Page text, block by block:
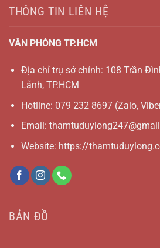
THÔNG TIN LIÊN HỆ
VĂN PHÒNG TP.HCM
Địa chỉ trụ sở chính: 108 Trần
Lãnh, TP.HCM
Hotline: 079 232 8697(Zalo,
Email:
Website: https://
BẢN ĐỒ